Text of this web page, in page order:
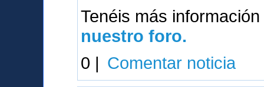
Tenéis más
nuestro foro.
0 | Comentar noticia